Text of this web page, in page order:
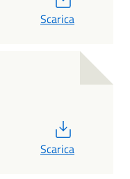
Scarica
Scarica